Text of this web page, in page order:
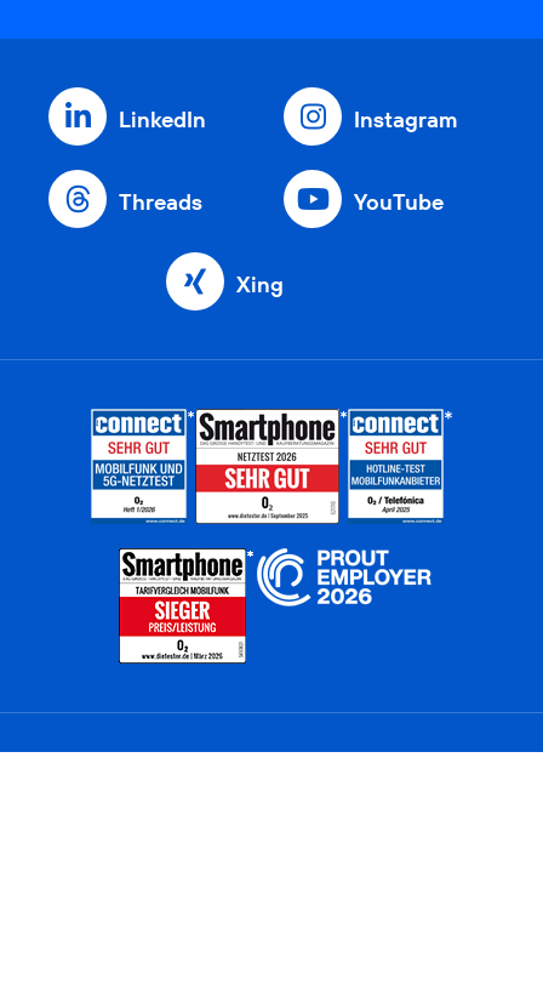
LinkedIn Instagram
Threads YouTube
Xing